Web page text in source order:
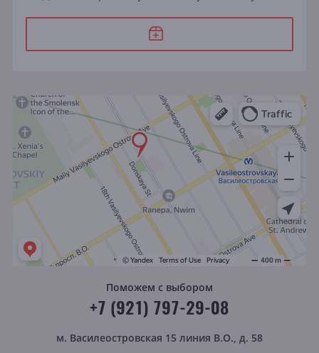
Поможем с выбором
+7 (921) 797-29-08
м. Василеостровская 15 линия В.О., д. 58